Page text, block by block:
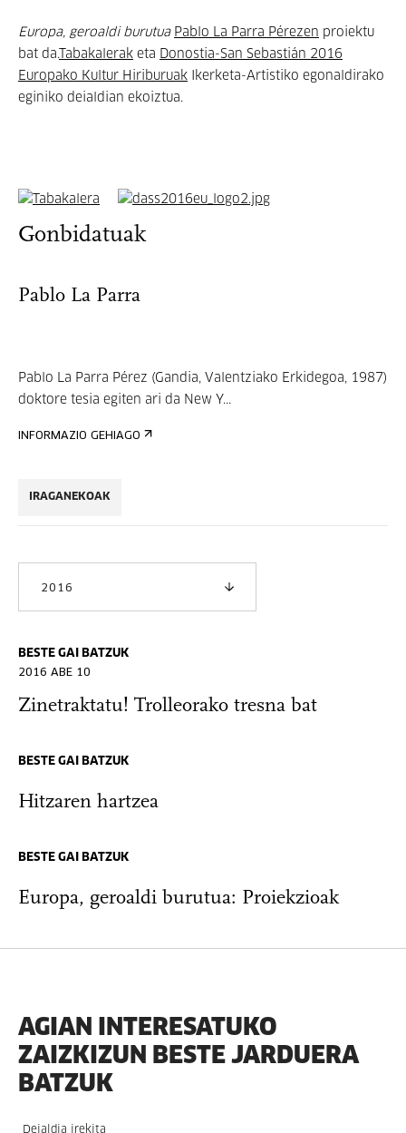
Europa, geroaldi burutua Pablo La Parra Pérezen proiektu
bat da.Tabakalerak eta Donostia-San Sebastián 2016
Europako Kultur Hiriburuak Ikerketa-Artistiko egonaldirako
eginiko deialdian ekoiztua.
Gonbidatuak
Pablo La Parra
Pablo La Parra Pérez (Gandia, Valentziako Erkidegoa, 1987)
doktore tesia egiten ari da New Y...
INFORMAZIO GEHIAGO
IRAGANEKOAK
2016
BESTE GAI BATZUK
2016 ABE 10
Zinetraktatu! Trolleorako tresna bat
BESTE GAI BATZUK
Hitzaren hartzea
BESTE GAI BATZUK
Europa, geroaldi burutua: Proiekzioak
AGIAN INTERESATUKO
ZAIZKIZUN BESTE JARDUERA
BATZUK
Deialdia irekita